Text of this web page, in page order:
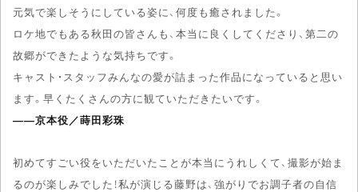
元気で楽しそうにしている姿に、何度も癒されました。
ロケ地でもある秋田の皆さんも、本当に良くしてくださり、第二の
故郷ができたような気持ちです。
キャスト・スタッフみんなの愛が詰まった作品になっていると思い
ます。早くたくさんの方に観ていただきたいです。
――京本役／蒔田彩珠
初めてすごい役をいただいたことが本当にうれしくて、撮影が始ま
るのが楽しみでした！私が演じる藤野は、強がりでお調子者の自信